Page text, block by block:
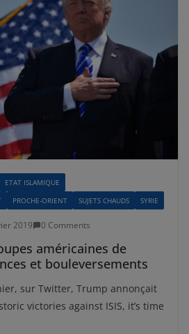
ETAT ISLAMIQUE
PROCHE-ORIENT SUJETS CHAUDS SYRIE
2019 0 Comments
américaines de
et bouleversements
sur Twitter, Trump annonçait
victories against ISIS, it’s time